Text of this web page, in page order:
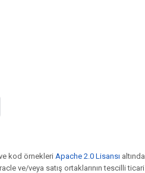
kod örnekleri Apache 2.0 Lisansı altında
ve/veya satış ortaklarının tescilli ticari